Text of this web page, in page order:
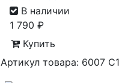
В наличии
1 790 ₽
Купить
Артикул товара: 6007 С1